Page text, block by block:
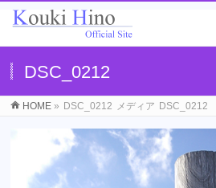
DSC_0212
HOME » DSC_0212 メディア DSC_0212